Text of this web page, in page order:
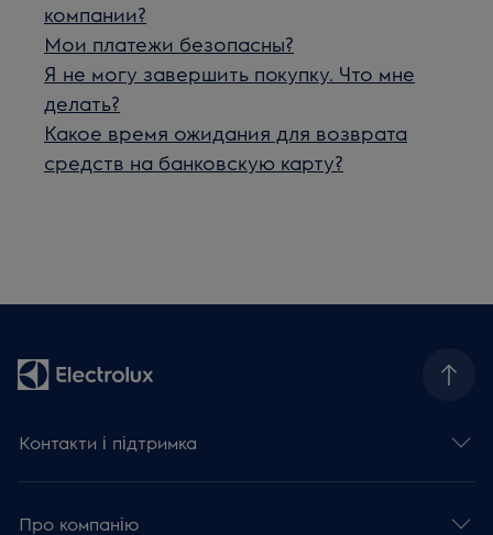
компании?
Мои платежи безопасны?
Я не могу завершить покупку. Что мне
делать?
Какое время ожидания для возврата
средств на банковскую карту?
Контакти і підтримка
Про компанію